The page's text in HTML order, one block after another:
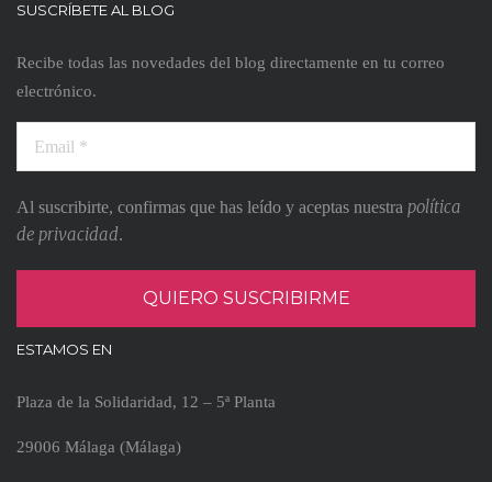
SUSCRÍBETE AL BLOG
Recibe todas las novedades del blog directamente en tu correo
electrónico.
Al suscribirte, confirmas que has leído y aceptas nuestra política
de privacidad.
ESTAMOS EN
Plaza de la Solidaridad, 12 – 5ª Planta
29006 Málaga (Málaga)